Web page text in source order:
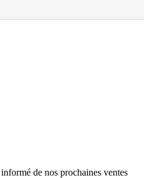
de nos prochaines ventes